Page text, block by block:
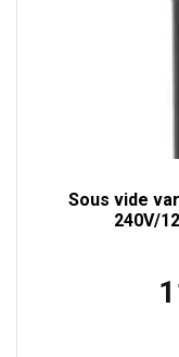
Sous vide
240V/